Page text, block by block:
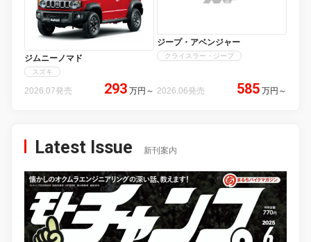
ジムニーノマド
スズキ
2026.07発売 293 万円 ～
ジープ・アベンジャー
クライスラー・ジープ
2026.06発売 585 万円 ～
Latest Issue 新刊案内